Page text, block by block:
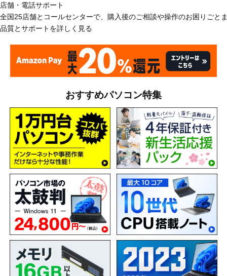
店舗・電話サポート
全国25店舗とコールセンターで、購入後のご相談や操作のお困りごと
品質とサポートを詳しく見る
おすすめパソコン特集